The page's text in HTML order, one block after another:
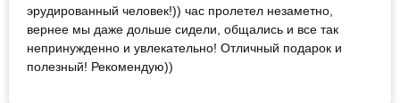
эрудированный человек!)) час пролетел незаметно,
вернее мы даже дольше сидели, общались и все так
непринужденно и увлекательно! Отличный подарок и
полезный! Рекомендую))